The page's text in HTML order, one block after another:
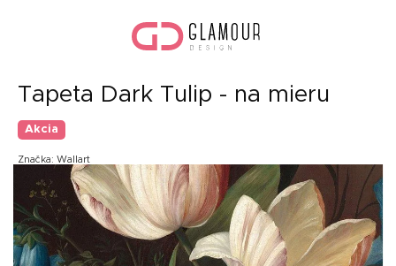
Tapeta Dark Tulip - na mieru
Akcia
Značka: Wallart